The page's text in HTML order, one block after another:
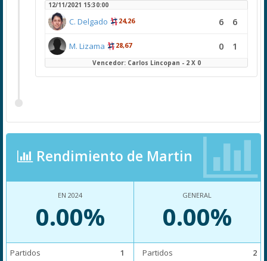
12/11/2021 15:30:00
C. Delgado 24,26 6 6
M. Lizama 28,67 0 1
Vencedor: Carlos Lincopan - 2 X 0
Rendimiento de Martin
EN 2024
0.00%
Partidos
1
GENERAL
0.00%
Partidos
2